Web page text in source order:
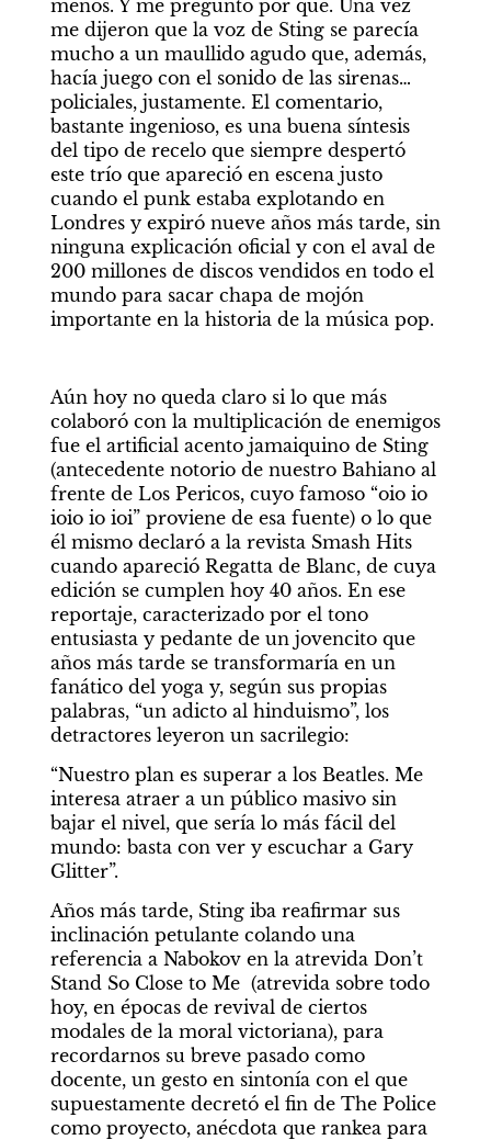
menos. Y me pregunto por qué. Una vez
me dijeron que la voz de Sting se parecía
mucho a un maullido agudo que, además,
hacía juego con el sonido de las sirenas…
policiales, justamente. El comentario,
bastante ingenioso, es una buena síntesis
del tipo de recelo que siempre despertó
este trío que apareció en escena justo
cuando el punk estaba explotando en
Londres y expiró nueve años más tarde, sin
ninguna explicación oficial y con el aval de
200 millones de discos vendidos en todo el
mundo para sacar chapa de mojón
importante en la historia de la música pop.
Aún hoy no queda claro si lo que más
colaboró con la multiplicación de enemigos
fue el artificial acento jamaiquino de Sting
(antecedente notorio de nuestro Bahiano al
frente de Los Pericos, cuyo famoso “oio io
ioio io ioi” proviene de esa fuente) o lo que
él mismo declaró a la revista Smash Hits
cuando apareció Regatta de Blanc, de cuya
edición se cumplen hoy 40 años. En ese
reportaje, caracterizado por el tono
entusiasta y pedante de un jovencito que
años más tarde se transformaría en un
fanático del yoga y, según sus propias
palabras, “un adicto al hinduismo”, los
detractores leyeron un sacrilegio:
“Nuestro plan es superar a los Beatles. Me
interesa atraer a un público masivo sin
bajar el nivel, que sería lo más fácil del
mundo: basta con ver y escuchar a Gary
Glitter”.
Años más tarde, Sting iba reafirmar sus
inclinación petulante colando una
referencia a Nabokov en la atrevida Don’t
Stand So Close to Me  (atrevida sobre todo
hoy, en épocas de revival de ciertos
modales de la moral victoriana), para
recordarnos su breve pasado como
docente, un gesto en sintonía con el que
supuestamente decretó el fin de The Police
como proyecto, anécdota que rankea para